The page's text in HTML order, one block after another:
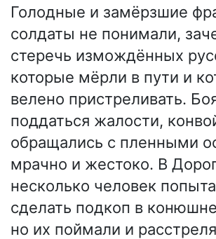
Голодные и замёрзшие
солдаты не понимали,
стеречь измождённых
которые мёрли в пути и
велено пристреливать.
поддаться жалости,
обращались с пленными
мрачно и жестоко. В
несколько человек
сделать подкоп в
но их поймали и